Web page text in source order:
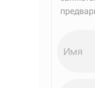
Имя